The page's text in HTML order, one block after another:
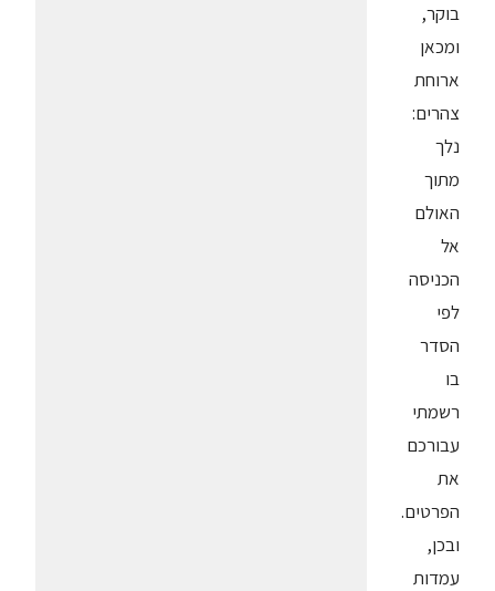
בוקר,
ומכאן
ארוחת
צהרים:
נלך
מתוך
האולם
אל
הכניסה
לפי
הסדר
בו
רשמתי
עבורכם
את
הפרטים.
ובכן,
עמדות